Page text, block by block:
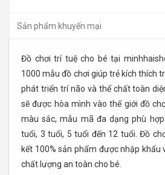
Sản phẩm khuyến mại
Đồ chơi trí tuệ cho bé tại
1000 mẫu đồ chơi giúp trẻ kích thích
phát triển trí não và thể chất toàn
sẽ được hòa mình vào thế giới đồ
màu sắc, mẫu mã đa dạng phù
tuổi, 3 tuổi, 5 tuổi đến 12 tuổi. Đồ
kết 100% sản phẩm được nhập khẩu
chất lượng an toàn cho bé.